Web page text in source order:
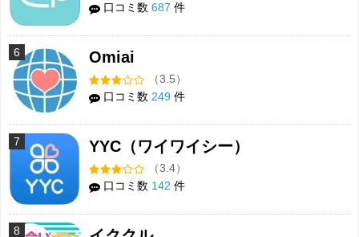
口コミ数 687 件
6 Omiai
（3.5）
口コミ数 249 件
7 YYC（ワイワイシー）
（3.4）
口コミ数 142 件
8